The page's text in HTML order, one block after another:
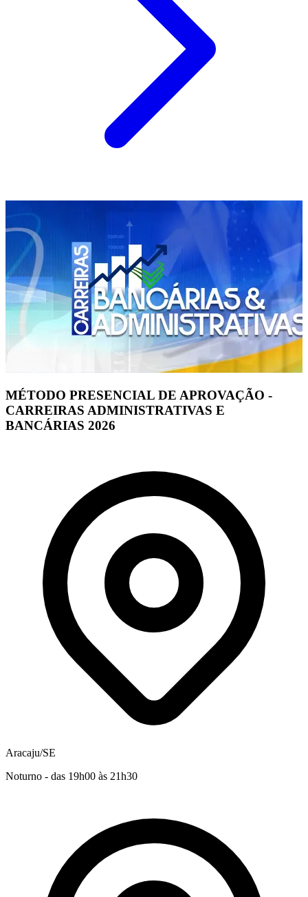
MÉTODO PRESENCIAL DE APROVAÇÃO -
CARREIRAS ADMINISTRATIVAS E
BANCÁRIAS 2026
Aracaju/SE
Noturno - das 19h00 às 21h30